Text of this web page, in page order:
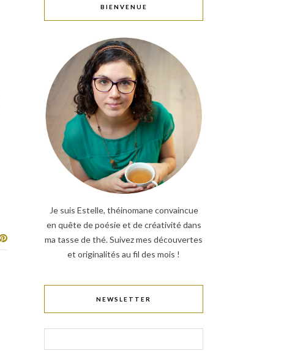
BIENVENUE
Je suis Estelle, théinomane convaincue
en quête de poésie et de créativité dans
ma tasse de thé. Suivez mes découvertes
et originalités au fil des mois !
NEWSLETTER